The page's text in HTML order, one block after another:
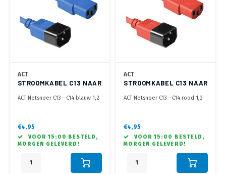
ACT
STROOMKABEL C13 NAAR
ACT Netsnoer C13 - C14 blauw 1,2
€4,95
VOOR 15:00 BESTELD,
MORGEN GELEVERD!
ACT
STROOMKABEL C13 NAAR
ACT Netsnoer C13 - C14 rood 1,2
€4,95
VOOR 15:00 BESTELD,
MORGEN GELEVERD!